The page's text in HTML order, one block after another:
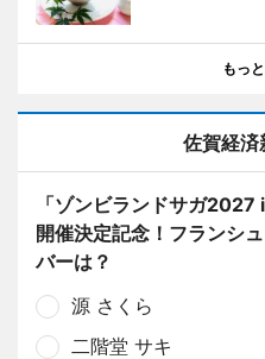
もっ
佐賀経済
「ゾンビランドサガ2027
開催決定記念！フランシ
バーは？
源 さくら
二階堂 サキ